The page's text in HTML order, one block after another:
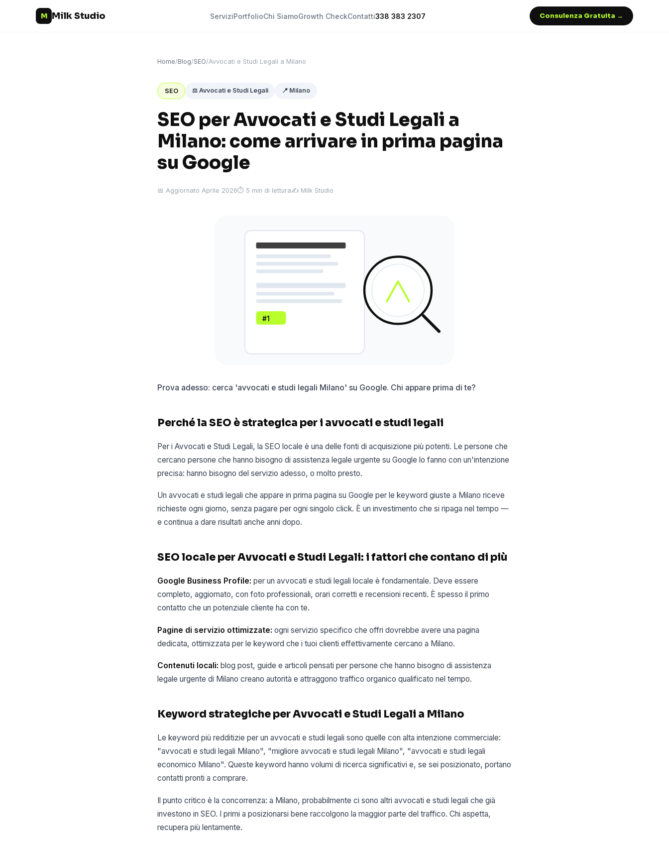
M Milk Studio ServiziPortfolioChi SiamoGrowth CheckContatti338 383 2307 Consulenza Gratuita →
Home/Blog/SEO/Avvocati e Studi Legali a Milano
SEO ⚖️ Avvocati e Studi Legali 📍 Milano
SEO per Avvocati e Studi Legali a
Milano: come arrivare in prima pagina
su Google
📅 Aggiornato Aprile 2026⏱ 5 min di lettura✍️ Milk Studio
#1
Prova adesso: cerca 'avvocati e studi legali Milano' su Google. Chi appare prima di te?
Perché la SEO è strategica per i avvocati e studi legali
Per i Avvocati e Studi Legali, la SEO locale è una delle fonti di acquisizione più potenti. Le persone che
cercano persone che hanno bisogno di assistenza legale urgente su Google lo fanno con un'intenzione
precisa: hanno bisogno del servizio adesso, o molto presto.
Un avvocati e studi legali che appare in prima pagina su Google per le keyword giuste a Milano riceve
richieste ogni giorno, senza pagare per ogni singolo click. È un investimento che si ripaga nel tempo —
e continua a dare risultati anche anni dopo.
SEO locale per Avvocati e Studi Legali: i fattori che contano di più
Google Business Profile: per un avvocati e studi legali locale è fondamentale. Deve essere
completo, aggiornato, con foto professionali, orari corretti e recensioni recenti. È spesso il primo
contatto che un potenziale cliente ha con te.
Pagine di servizio ottimizzate: ogni servizio specifico che offri dovrebbe avere una pagina
dedicata, ottimizzata per le keyword che i tuoi clienti effettivamente cercano a Milano.
Contenuti locali: blog post, guide e articoli pensati per persone che hanno bisogno di assistenza
legale urgente di Milano creano autorità e attraggono traffico organico qualificato nel tempo.
Keyword strategiche per Avvocati e Studi Legali a Milano
Le keyword più redditizie per un avvocati e studi legali sono quelle con alta intenzione commerciale:
"avvocati e studi legali Milano", "migliore avvocati e studi legali Milano", "avvocati e studi legali
economico Milano". Queste keyword hanno volumi di ricerca significativi e, se sei posizionato, portano
contatti pronti a comprare.
Il punto critico è la concorrenza: a Milano, probabilmente ci sono altri avvocati e studi legali che già
investono in SEO. I primi a posizionarsi bene raccolgono la maggior parte del traffico. Chi aspetta,
recupera più lentamente.